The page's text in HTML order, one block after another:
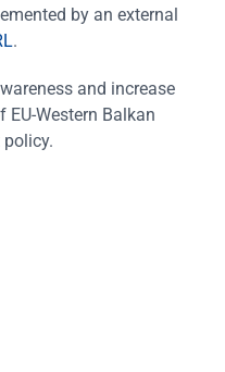
by an external
.
and increase
Western Balkan